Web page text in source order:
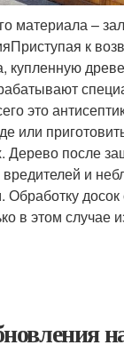
материала –
к
купленную
это
или
Дерево после
и
досок
в этом случае